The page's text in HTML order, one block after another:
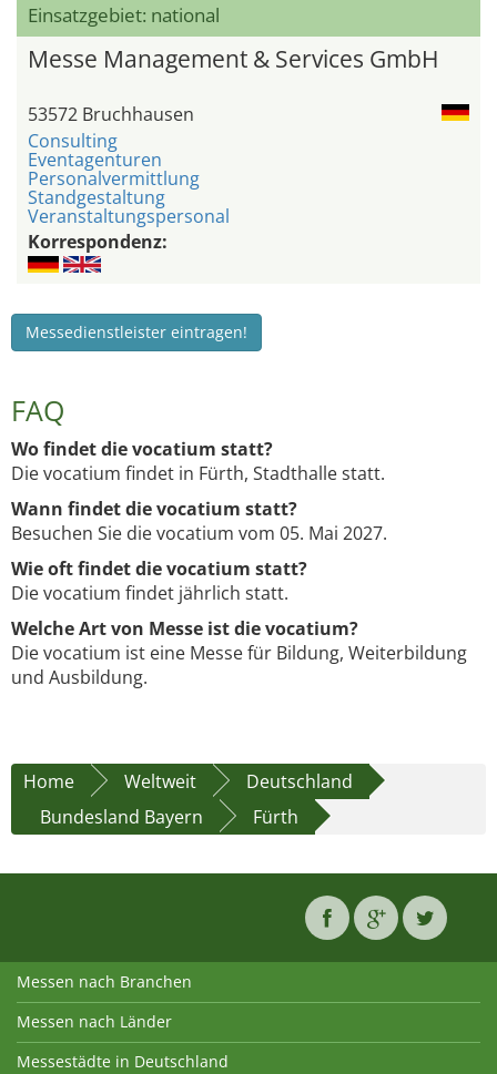
Einsatzgebiet: national
Messe Management & Services GmbH
53572 Bruchhausen
Consulting
Eventagenturen
Personalvermittlung
Standgestaltung
Veranstaltungspersonal
Korrespondenz:
Messedienstleister eintragen!
FAQ
Wo findet die vocatium statt?
Die vocatium findet in Fürth, Stadthalle statt.
Wann findet die vocatium statt?
Besuchen Sie die vocatium vom 05. Mai 2027.
Wie oft findet die vocatium statt?
Die vocatium findet jährlich statt.
Welche Art von Messe ist die vocatium?
Die vocatium ist eine Messe für Bildung, Weiterbildung
und Ausbildung.
Home Weltweit
Deutschland
Bundesland Bayern
Fürth
Messen nach Branchen
Messen nach Länder
Messestädte in Deutschland